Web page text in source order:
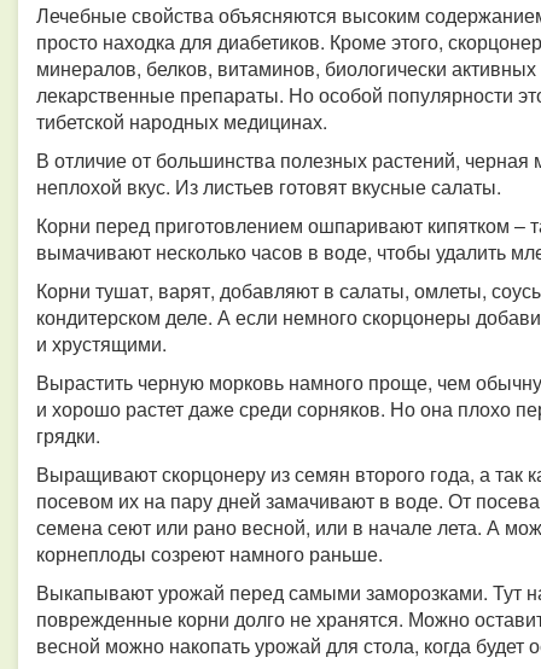
Лечебные свойства объясняются высоким
просто находка для диабетиков. Кроме этого,
минералов, белков, витаминов, биологически
лекарственные препараты. Но особой популярности
тибетской народных медицинах.
В отличие от большинства полезных растений,
неплохой вкус. Из листьев готовят вкусные салаты.
Корни перед приготовлением ошпаривают кипятком –
вымачивают несколько часов в воде, чтобы удалить
Корни тушат, варят, добавляют в салаты, омлеты,
кондитерском деле. А если немного скорцонеры
и хрустящими.
Вырастить черную морковь намного проще, чем
и хорошо растет даже среди сорняков. Но она плохо
грядки.
Выращивают скорцонеру из семян второго года, а так
посевом их на пару дней замачивают в воде. От
семена сеют или рано весной, или в начале лета. А
корнеплоды созреют намного раньше.
Выкапывают урожай перед самыми заморозками. Тут
поврежденные корни долго не хранятся. Можно
весной можно накопать урожай для стола, когда